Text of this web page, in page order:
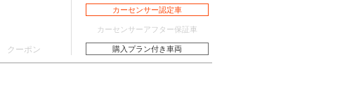
クーポン
カーセンサー認定車
カーセンサーアフター保証車
購入プラン付き車両